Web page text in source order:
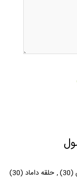
(30)
, حلقه داماد (30)